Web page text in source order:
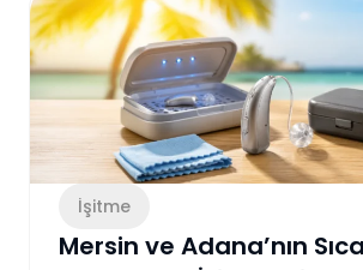
İşitme
Mersin ve Adana’nın